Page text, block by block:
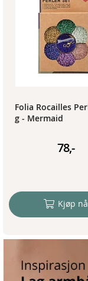
Folia Rocailles
g - Mermaid
78,-
Kjøp nå